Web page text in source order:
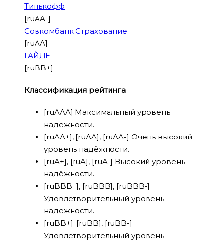
Тинькофф
[ruAA-]
Совкомбанк Страхование
[ruAA]
ГАЙДЕ
[ruBB+]
Классификация рейтинга
[ruAAA] Максимальный уровень
надёжности.
[ruAA+], [ruAA], [ruAA-] Очень высокий
уровень надёжности.
[ruA+], [ruA], [ruA-] Высокий уровень
надёжности.
[ruBBB+], [ruBBB], [ruBBB-]
Удовлетворительный уровень
надёжности.
[ruBB+], [ruBB], [ruBB-]
Удовлетворительный уровень